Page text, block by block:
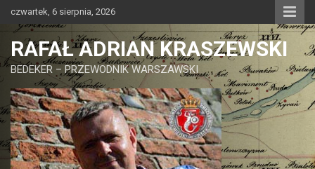
content
czwartek, 6 sierpnia, 2026
RAFAŁ ADRIAN KRASZEWSKI
BEDEKER – PRZEWODNIK WARSZAWSKI